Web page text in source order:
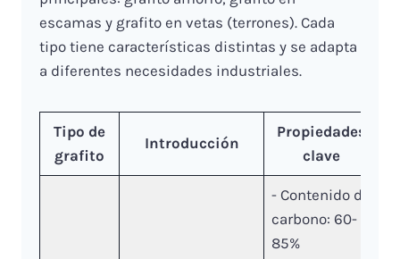
escamas y grafito en vetas (terrones). Cada
tipo tiene características distintas y se adapta
a diferentes necesidades industriales.
Tipo de
grafito
Introducción
Propiedades
clave
- Contenido de
carbono: 60-
85%